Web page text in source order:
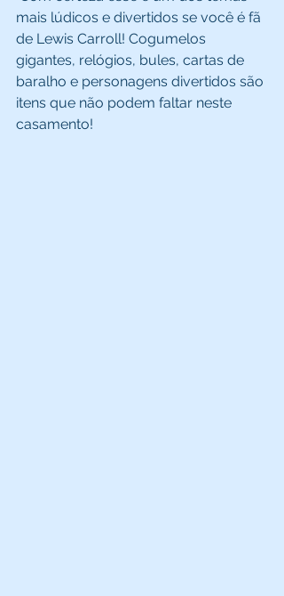
mais lúdicos e divertidos se você é fã
de Lewis Carroll! Cogumelos
gigantes, relógios, bules, cartas de
baralho e personagens divertidos são
itens que não podem faltar neste
casamento!